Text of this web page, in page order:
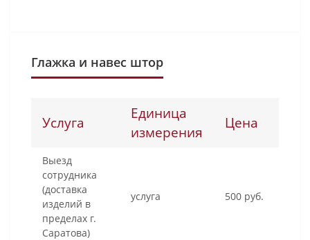
Глажка и навес штор
Услуга
Единица
измерения
Цена
Выезд
сотрудника
(доставка
изделий в
пределах г.
Саратова)
услуга 500 руб.